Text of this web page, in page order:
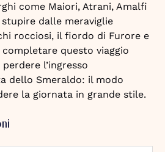
come Maiori, Atrani, Amalfi
dalle meraviglie
rocciosi, il fiordo di Furore e
completare questo viaggio
l’ingresso
dello Smeraldo: il modo
la giornata in grande stile.